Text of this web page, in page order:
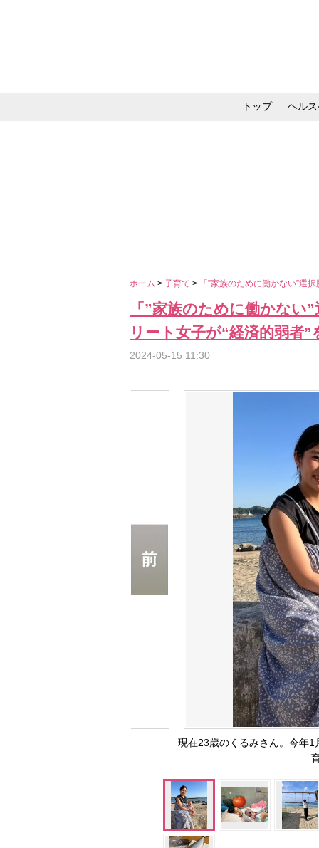
トップ ヘル
ホーム > 子育て > 「”家族のために働かない”選
「”家族のために働かない
リート女子が“経済的弱者
2024-05-15 11:30
現在23歳のくるみさん。今年